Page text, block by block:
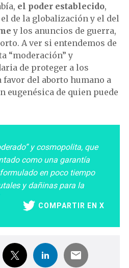
el poder establecido,
de la globalización y el del
y los anuncios de guerra,
A ver si entendemos de
“moderación” y
de proteger a los
favor del aborto humano a
eugenésica de quien puede
y cosmopolita, que
como una garantía
en poco tiempo
y dañinas para la
COMPARTIR EN X